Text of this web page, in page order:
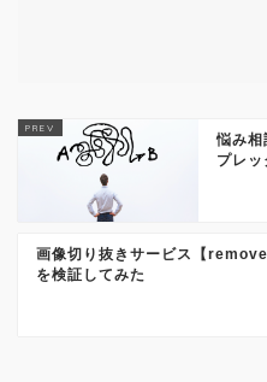
悩み
プレ
画像切り抜きサービス【
を検証してみた